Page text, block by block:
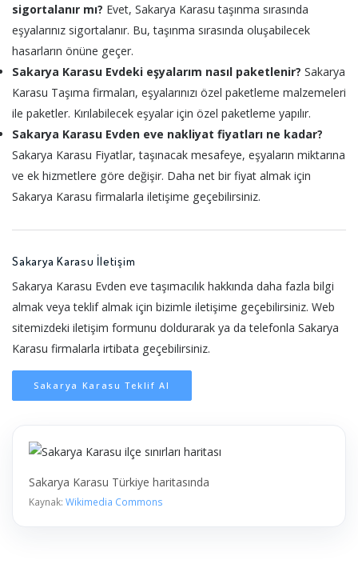
sigortalanır mı? Evet, Sakarya Karasu taşınma sırasında
eşyalarınız sigortalanır. Bu, taşınma sırasında oluşabilecek
hasarların önüne geçer.
Sakarya Karasu Evdeki eşyalarım nasıl paketlenir? Sakarya
Karasu Taşıma firmaları, eşyalarınızı özel paketleme malzemeleri
ile paketler. Kırılabilecek eşyalar için özel paketleme yapılır.
Sakarya Karasu Evden eve nakliyat fiyatları ne kadar?
Sakarya Karasu Fiyatlar, taşınacak mesafeye, eşyaların miktarına
ve ek hizmetlere göre değişir. Daha net bir fiyat almak için
Sakarya Karasu firmalarla iletişime geçebilirsiniz.
Sakarya Karasu İletişim
Sakarya Karasu Evden eve taşımacılık hakkında daha fazla bilgi
almak veya teklif almak için bizimle iletişime geçebilirsiniz. Web
sitemizdeki iletişim formunu doldurarak ya da telefonla Sakarya
Karasu firmalarla irtibata geçebilirsiniz.
Sakarya Karasu Teklif Al
Sakarya Karasu Türkiye haritasında
Kaynak: Wikimedia Commons